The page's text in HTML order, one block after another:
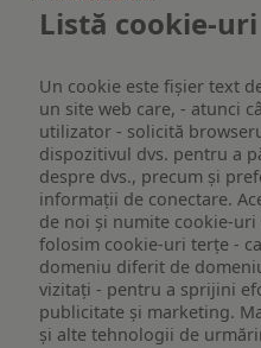
Listă cookie-uri
Un cookie este fişier text
un site web care, - atunci
utilizator - solicită
dispozitivul dvs. pentru a
despre dvs., precum și
informații de conectare.
de noi și numite cookie-uri
folosim cookie-uri terțe -
domeniu diferit de
vizitați - pentru a sprijini
publicitate și marketing.
și alte tehnologii de